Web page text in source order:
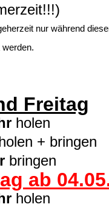
nur während
werden.
Freitag
holen
+ bringen
bringen
ab
holen